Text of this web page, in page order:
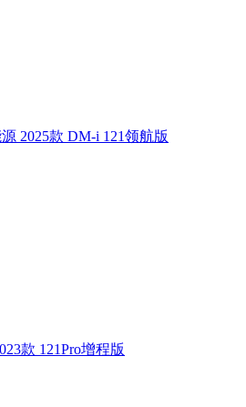
2025款 DM-i 121领航版
款 121Pro增程版